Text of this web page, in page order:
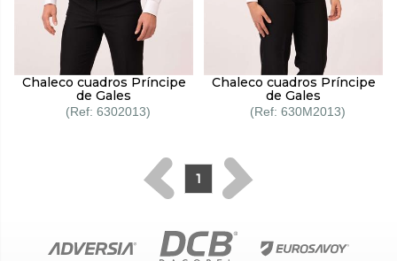
Chaleco cuadros Príncipe
de Gales
6302013
Chaleco cuadros Príncipe
de Gales
630M2013
1